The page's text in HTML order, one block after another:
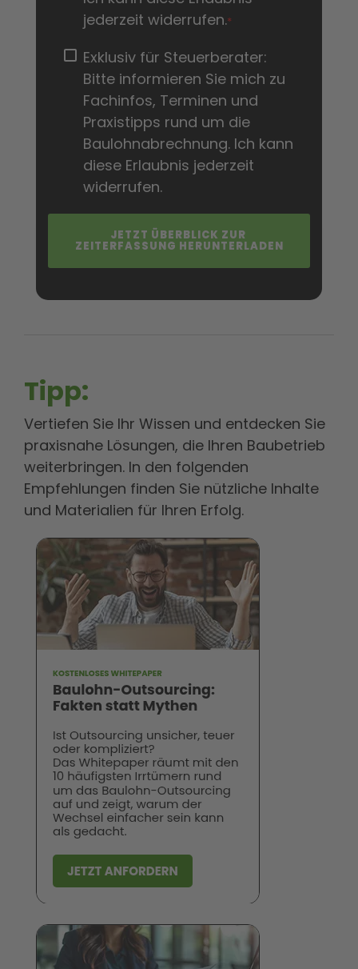
jederzeit widerrufen.*
Exklusiv für Steuerberater:
Bitte informieren Sie mich zu
Fachinfos, Terminen und
Praxistipps rund um die
Baulohnabrechnung. Ich kann
diese Erlaubnis jederzeit
widerrufen.
Tipp:
Vertiefen Sie Ihr Wissen und entdecken Sie
praxisnahe Lösungen, die Ihren Baubetrieb
weiterbringen. In den folgenden
Empfehlungen finden Sie nützliche Inhalte
und Materialien für Ihren Erfolg.